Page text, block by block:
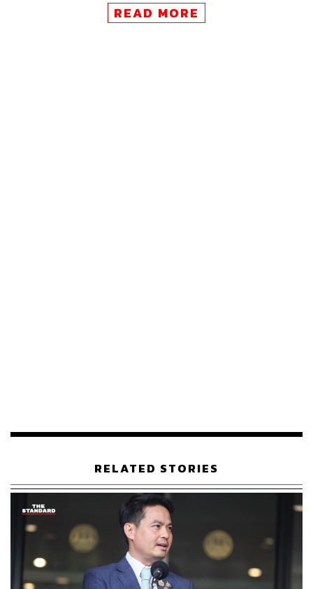
ประมาณ 1 ล้านล้านบาทเท่านั้น ซึ่งถือว่าเหลือช่องว่างน้อย
สำหรับรายรับภาครัฐ พิชัยระบุว่า ไทยยังมีการจัดเก็บภาษี
สุทธิ (ไม่รวมรายได้อื่นๆ) อยู่ที่ประมาณ 15% ของ GDP
เท่านั้น ขณะที่พิชัยมองว่า รายรับภาษีของไทยควรอยู่ที่
ประมาณ 18% หรือสูงกว่า ซึ่งเท่ากับว่า ไทยต้องหารายได้
เพิ่มอีก 600,000 ล้านบาทต่อปี
READ MORE
RELATED STORIES